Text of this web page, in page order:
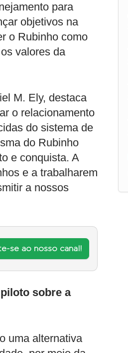
para
objetivos na
o Rubinho como
valores da
M. Ely, destaca
o relacionamento
do sistema de
do Rubinho
e conquista. A
e a trabalharem
a nossos
se ao nosso canal!
sobre a
uma alternativa